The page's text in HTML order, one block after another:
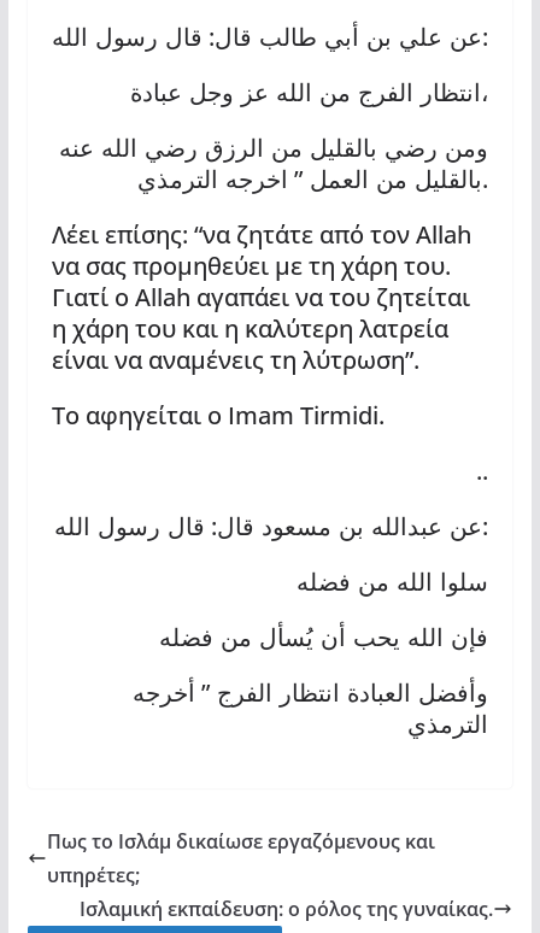
عن علي بن أبي طالب قال: قال رسول الله :
انتظار الفرج من الله عز وجل عبادة،
ومن رضي بالقليل من الرزق رضي الله عنه
بالقليل من العمل ” اخرجه الترمذي
.
Λέει επίσης: “να ζητάτε από τον Allah
να σας προμηθεύει με τη χάρη του.
Γιατί ο Allah αγαπάει να του ζητείται
η χάρη του και η καλύτερη λατρεία
είναι να αναμένεις τη λύτρωση”.
Το αφηγείται ο Imam Tirmidi.
..
عن عبدالله بن مسعود قال: قال رسول الله :
سلوا الله من فضله
فإن الله يحب أن يُسأل من فضله
وأفضل العبادة انتظار الفرج ” أخرجه
الترمذي
Πως το Ισλάμ δικαίωσε εργαζόμενους και
υπηρέτες;
Ισλαμική εκπαίδευση: ο ρόλος της γυναίκας.